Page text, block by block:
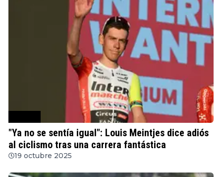
"Ya no se sentía igual": Louis Meintjes dice adiós
al ciclismo tras una carrera fantástica
19 octubre 2025